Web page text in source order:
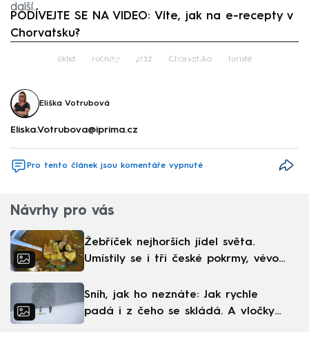
další.
PODÍVEJTE SE NA VIDEO: Víte, jak na e-recepty v
Chorvatsku?
Failed to fetch
úklid ručníky pláž Chorvatsko turisté
Eliška Votrubová
Eliska.Votrubova@iprima.cz
Pro tento článek jsou komentáře vypnuté
Návrhy pro vás
Žebříček nejhorších jídel světa.
Umístily se i tři české pokrmy, vévodí
Sníh, jak ho neznáte: Jak rychle
padá i z čeho se skládá. A vločky